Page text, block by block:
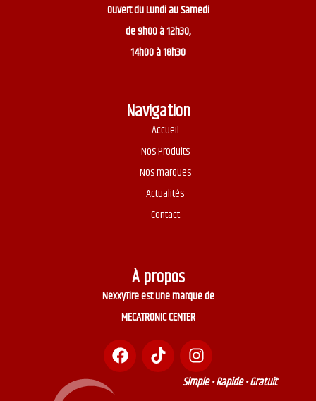
Ouvert duLundi au Samedi
de 9h00 à 12h30,
14h00 à 18h30
Navigation
Accueil
Nos Produits
Nos marques
Actualités
Contact
À propos
NexxyTire est une marque de
MECATRONIC CENTER
Simple • Rapide • Gratuit